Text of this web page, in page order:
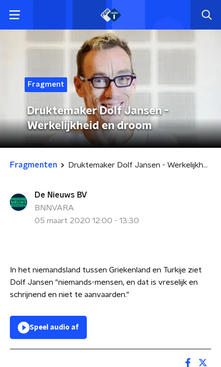
Fragment
Druktemaker Dolf Jansen -
Werkelijkheid en droom
Fragmenten Druktemaker Dolf Jansen - Werkelijkheid en droom
De Nieuws BV
BNNVARA
05 maart 2020 12:00 - 13:30
In het niemandsland tussen Griekenland en Turkije ziet
Dolf Jansen "niemands-mensen, en dat is vreselijk en
schrijnend en niet te aanvaarden."
Speel audio af